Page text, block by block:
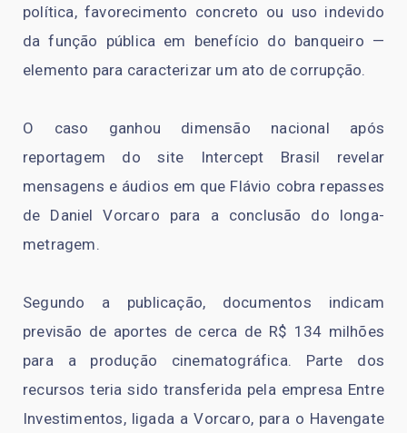
política, favorecimento concreto ou uso indevido
da função pública em benefício do banqueiro —
elemento para caracterizar um ato de corrupção.
O caso ganhou dimensão nacional após
reportagem do site Intercept Brasil revelar
mensagens e áudios em que Flávio cobra repasses
de Daniel Vorcaro para a conclusão do longa-
metragem.
Segundo a publicação, documentos indicam
previsão de aportes de cerca de R$ 134 milhões
para a produção cinematográfica. Parte dos
recursos teria sido transferida pela empresa Entre
Investimentos, ligada a Vorcaro, para o Havengate